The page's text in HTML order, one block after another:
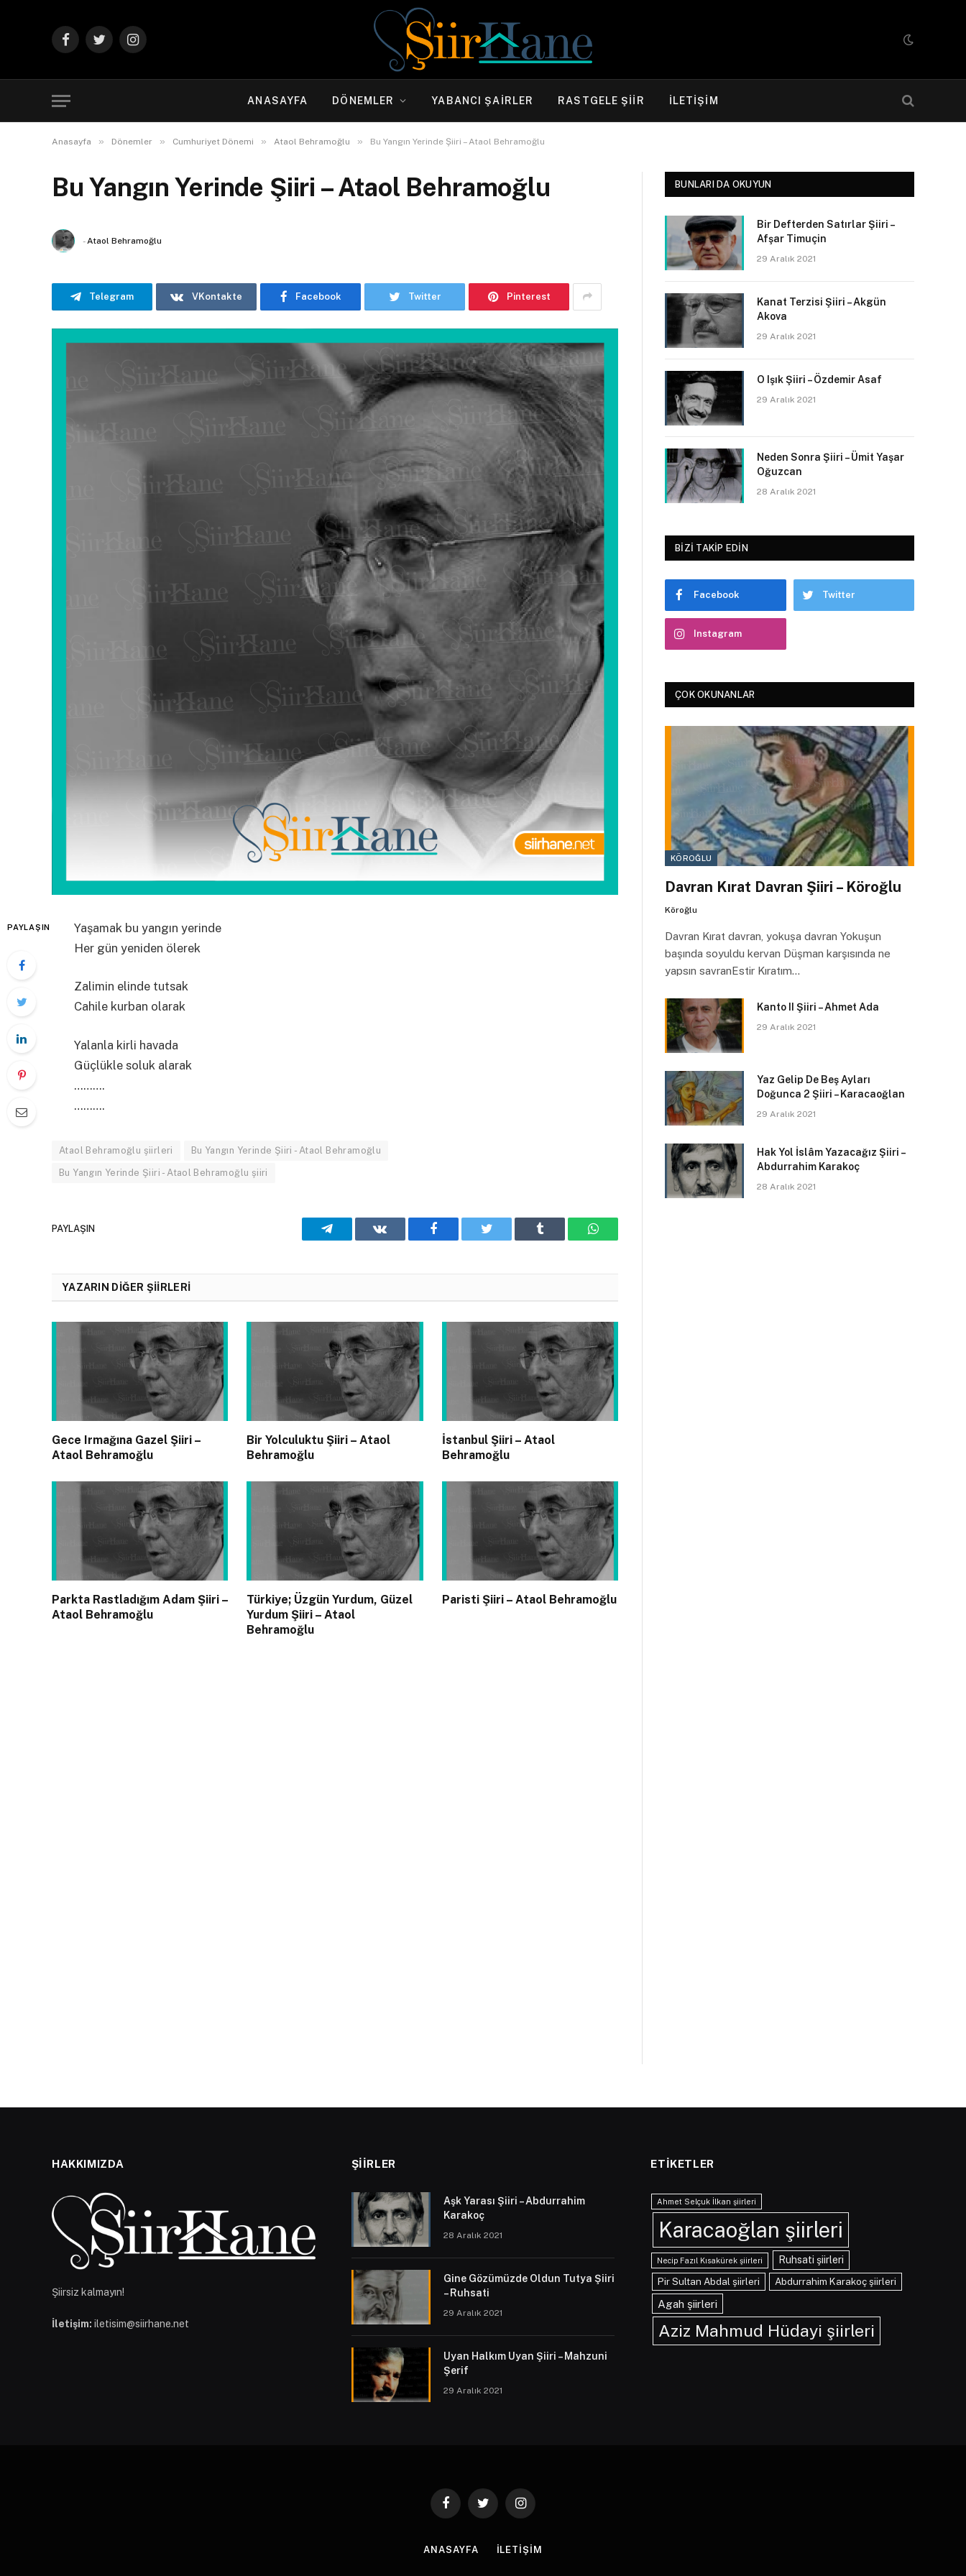
FacebookTwitterInstagram
ANASAYFA DÖNEMLER YABANCI ŞAIRLER RASTGELE ŞIIR İLETIŞIM
Anasayfa » Dönemler » Cumhuriyet Dönemi » Ataol Behramoğlu » Bu Yangın Yerinde Şiiri – Ataol Behramoğlu
Bu Yangın Yerinde Şiiri – Ataol Behramoğlu
- Ataol Behramoğlu
Telegram VKontakte Facebook Twitter Pinterest
PAYLAŞIN
Yaşamak bu yangın yerinde
Her gün yeniden ölerek
Zalimin elinde tutsak
Cahile kurban olarak
Yalanla kirli havada
Güçlükle soluk alarak
……….
……….
Ataol Behramoğlu şiirleri Bu Yangın Yerinde Şiiri - Ataol Behramoğlu
Bu Yangın Yerinde Şiiri - Ataol Behramoğlu şiiri
PAYLAŞIN Telegram VKontakteFacebook Twitter Tumblr WhatsApp
YAZARIN DIĞER ŞIIRLERI
Gece Irmağına Gazel Şiiri –
Ataol Behramoğlu
Bir Yolculuktu Şiiri – Ataol
Behramoğlu
İstanbul Şiiri – Ataol
Behramoğlu
Parkta Rastladığım Adam Şiiri –
Ataol Behramoğlu
Türkiye; Üzgün Yurdum, Güzel
Yurdum Şiiri – Ataol
Behramoğlu
Paristi Şiiri – Ataol Behramoğlu
BUNLARI DA OKUYUN
Bir Defterden Satırlar Şiiri –
Afşar Timuçin
29 Aralık 2021
Kanat Terzisi Şiiri – Akgün
Akova
29 Aralık 2021
O Işık Şiiri – Özdemir Asaf
29 Aralık 2021
Neden Sonra Şiiri – Ümit Yaşar
Oğuzcan
28 Aralık 2021
BIZI TAKIP EDIN
Facebook Twitter
Instagram
ÇOK OKUNANLAR
KÖROĞLU
Davran Kırat Davran Şiiri – Köroğlu
Köroğlu
Davran Kırat davran, yokuşa davran Yokuşun
başında soyuldu kervan Düşman karşısında ne
yapsın savranEstir Kıratım…
Kanto II Şiiri – Ahmet Ada
29 Aralık 2021
Yaz Gelip De Beş Ayları
Doğunca 2 Şiiri – Karacaoğlan
29 Aralık 2021
Hak Yol İslâm Yazacağız Şiiri –
Abdurrahim Karakoç
28 Aralık 2021
HAKKIMIZDA
Şiirsiz kalmayın!
İletişim: iletisim@siirhane.net
ŞIIRLER
Aşk Yarası Şiiri – Abdurrahim
Karakoç
28 Aralık 2021
Gine Gözümüzde Oldun Tutya Şiiri
– Ruhsati
29 Aralık 2021
Uyan Halkım Uyan Şiiri – Mahzuni
Şerif
29 Aralık 2021
ETIKETLER
Ahmet Selçuk İlkan şiirleri
Karacaoğlan şiirleri
Necip Fazıl Kısakürek şiirleri
Ruhsati şiirleri
Pir Sultan Abdal şiirleri
Abdurrahim Karakoç şiirleri
Agah şiirleri
Aziz Mahmud Hüdayi şiirleri
FacebookTwitter Instagram
ANASAYFA İLETIŞIM